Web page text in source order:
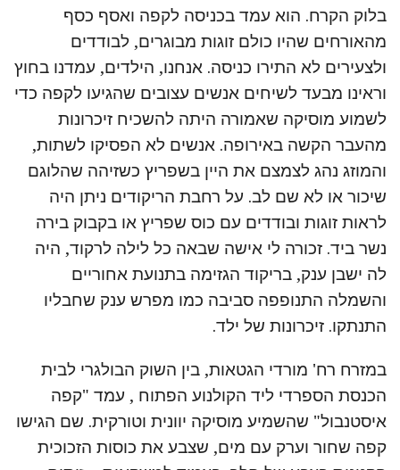
בלוק הקרח. הוא עמד בכניסה לקפה ואסף כסף
מהאורחים שהיו כולם זוגות מבוגרים, לבודדים
ולצעירים לא התירו כניסה. אנחנו, הילדים, עמדנו בחוץ
וראינו מבעד לשיחים אנשים עצובים שהגיעו לקפה כדי
לשמוע מוסיקה שאמורה היתה להשכיח זיכרונות
מהעבר הקשה באירופה. אנשים לא הפסיקו לשתות,
והמוזג נהג לצמצם את היין בשפריץ כשזיהה שהלוגם
שיכור או לא שם לב. על רחבת הריקודים ניתן היה
לראות זוגות ובודדים עם כוס שפריץ או בקבוק בירה
נשר ביד. זכורה לי אישה שבאה כל לילה לרקוד, היה
לה ישבן ענק, בריקוד הגזימה בתנועת אחוריים
והשמלה התנופפה סביבה כמו מפרש ענק שחבליו
התנתקו. זיכרונות של ילד.
במזרח רח' מורדי הגטאות, בין השוק הבולגרי לבית
הכנסת הספרדי ליד הקולנוע הפתוח , עמד "קפה
איסטנבול" שהשמיע מוסיקה יוונית וטורקית. שם הגישו
קפה שחור וערק עם מים, שצבע את כוסות הזכוכית